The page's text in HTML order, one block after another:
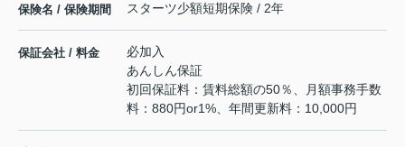
保険名 / 保険期間 スターツ少額短期保険 / 2年
保証会社 / 料金
必加入
あんしん保証
初回保証料：賃料総額の50％、月額事務手数
料：880円or1%、年間更新料：10,000円